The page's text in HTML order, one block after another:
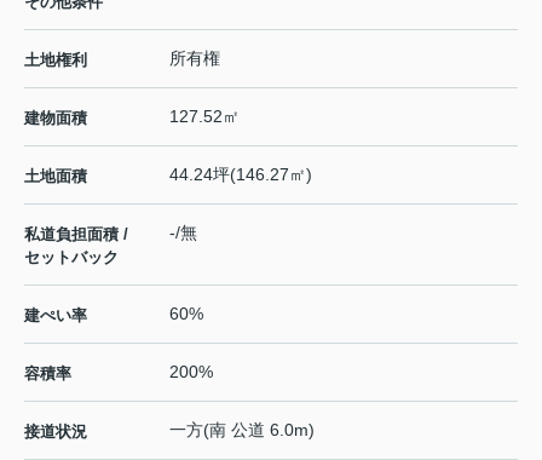
土地権利 所有権
建物面積 127.52㎡
土地面積 44.24坪(146.27㎡)
私道負担面積 /
セットバック
-/無
建ぺい率 60%
容積率 200%
接道状況 一方(南 公道 6.0m)